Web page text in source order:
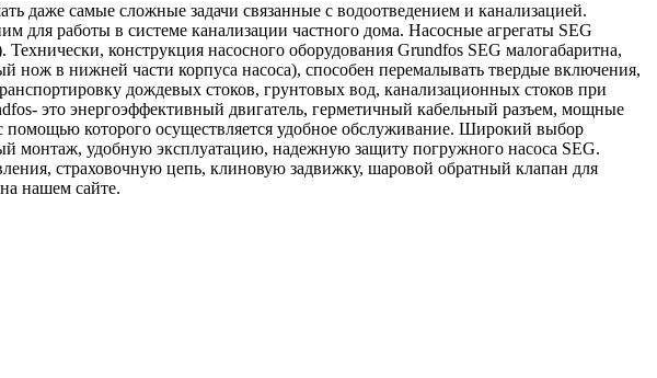
даже самые сложные задачи связанные с водоотведением и канализацией.
для работы в системе канализации частного дома. Насосные агрегаты SEG
конструкция насосного оборудования Grundfos SEG малогабаритна,
нож в нижней части корпуса насоса), способен перемалывать твердые включения,
дождевых стоков, грунтовых вод, канализационных стоков при
это энергоэффективный двигатель, герметичный кабельный разъем, мощные
помощью которого осуществляется удобное обслуживание. Широкий выбор
монтаж, удобную эксплуатацию, надежную защиту погружного насоса SEG.
страховочную цепь, клиновую задвижку, шаровой обратный клапан для
нашем сайте.